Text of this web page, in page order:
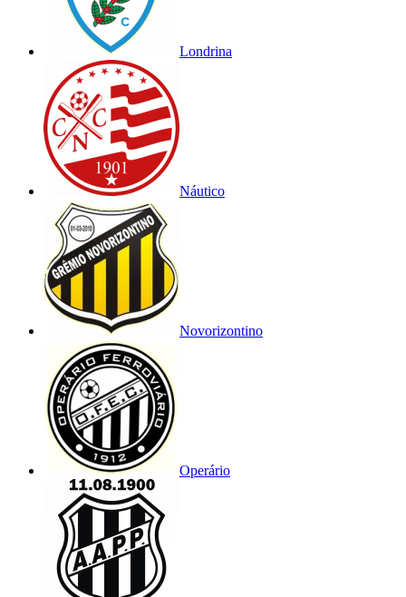
Londrina
Náutico
Novorizontino
Operário